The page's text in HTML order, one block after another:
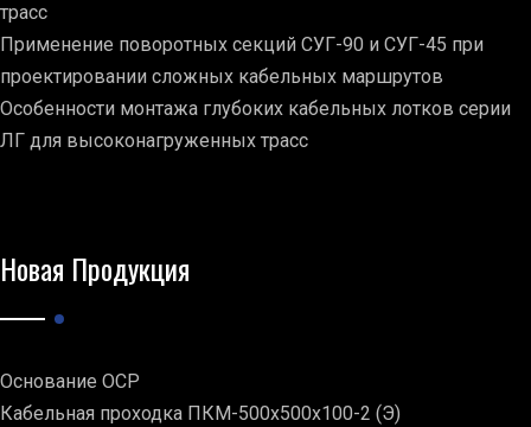
трасс
Применение поворотных секций СУГ-90 и СУГ-45 при
проектировании сложных кабельных маршрутов
Особенности монтажа глубоких кабельных лотков серии
ЛГ для высоконагруженных трасс
Новая Продукция
Основание ОСР
Кабельная проходка ПКМ-500х500х100-2 (Э)